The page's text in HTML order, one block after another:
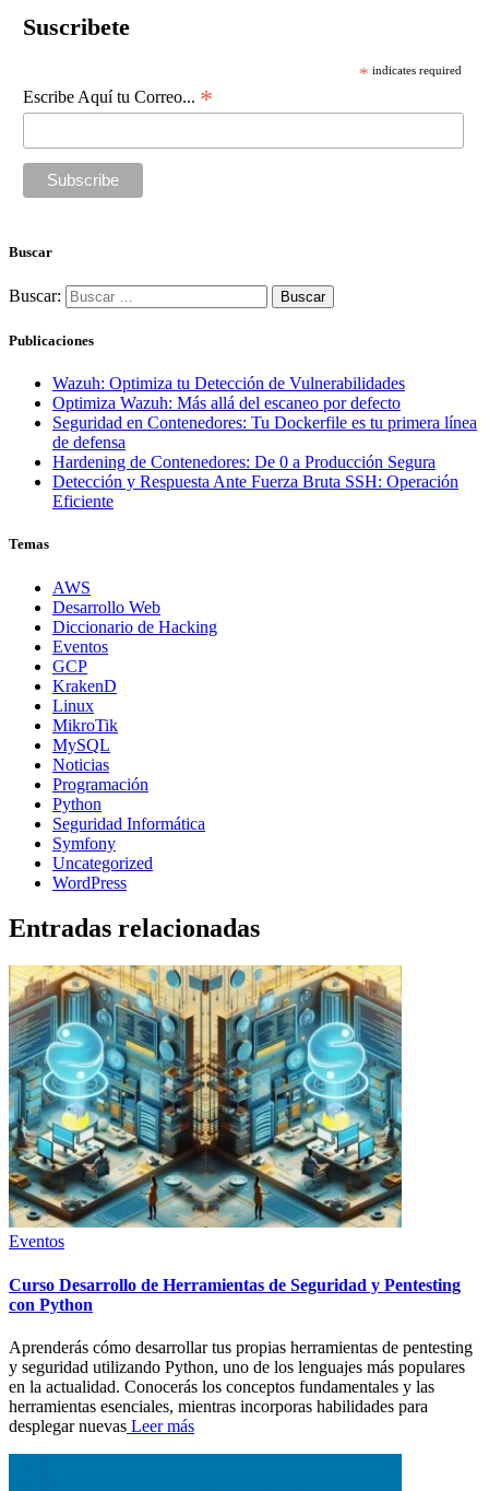
Suscribete
* indicates required
Escribe Aquí tu Correo... *
Buscar
Buscar:
Publicaciones
Wazuh: Optimiza tu Detección de Vulnerabilidades
Optimiza Wazuh: Más allá del escaneo por defecto
Seguridad en Contenedores: Tu Dockerfile es tu primera línea
de defensa
Hardening de Contenedores: De 0 a Producción Segura
Detección y Respuesta Ante Fuerza Bruta SSH: Operación
Eficiente
Temas
AWS
Desarrollo Web
Diccionario de Hacking
Eventos
GCP
KrakenD
Linux
MikroTik
MySQL
Noticias
Programación
Python
Seguridad Informática
Symfony
Uncategorized
WordPress
Entradas relacionadas
Eventos
Curso Desarrollo de Herramientas de Seguridad y Pentesting
con Python
Aprenderás cómo desarrollar tus propias herramientas de pentesting
y seguridad utilizando Python, uno de los lenguajes más populares
en la actualidad. Conocerás los conceptos fundamentales y las
herramientas esenciales, mientras incorporas habilidades para
desplegar nuevas Leer más